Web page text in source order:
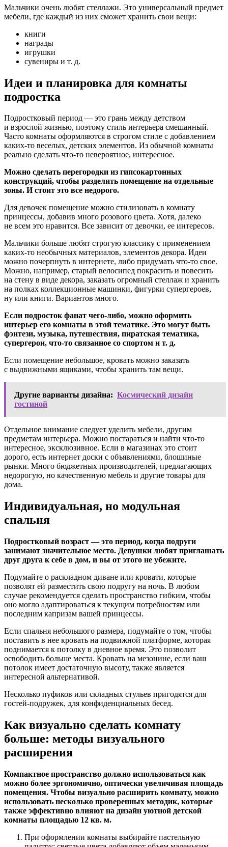
Мальчики очень любят стеллажи. Это универсальный предмет
мебели, где каждый из них сможет хранить свои вещи:
книги
награды
игрушки
сувениры и т. д.
Идеи и планировка для комнаты
подростка
Подростковый период — это грань между детством
и взрослой жизнью, поэтому стиль интерьера смешанный.
Часто комнаты оформляются в строгом стиле с добавлением
каких-то веселых, детских элементов. Из обычной комнаты
реально сделать что-то невероятное, интересное.
Можно сделать перегородки из гипсокартонных
конструкций, чтобы разделить помещение на отдельные
зоны. И стоит это все недорого.
Для девочек помещение можно стилизовать в комнату
принцессы, добавив много розового цвета. Хотя, далеко
не всем это нравится. Все зависит от девочки, ее интересов.
Мальчики больше любят строгую классику с применением
каких-то необычных материалов, элементов декора. Идеи
можно почерпнуть в интернете, либо придумать что-то свое.
Можно, например, старый велосипед покрасить и повесить
на стену в виде декора, заказать огромный стеллаж и хранить
на полках коллекционные машинки, фигурки супергероев,
ну или книги. Вариантов много.
Если подросток фанат чего-либо, можно оформить
интерьер его комнаты в этой тематике. Это могут быть
фэнтези, музыка, путешествия, пиратская тематика,
супергерои, что-то связанное со спортом и т. д.
Если помещение небольшое, кровать можно заказать
с выдвижными ящиками, чтобы хранить там вещи.
Другие варианты дизайна: Космический дизайн
гостиной
Отдельное внимание следует уделить мебели, другим
предметам интерьера. Можно постараться и найти что-то
интересное, эксклюзивное. Если в магазинах это стоит
дорого, есть интернет доски с объявлениями, блошиные
рынки. Много бюджетных производителей, предлагающих
недорогую, но качественную мебель и другие товары для
дома.
Индивидуальная, но модульная
спальня
Подростковый возраст — это период, когда подруги
занимают значительное место. Девушки любят приглашать
друг друга к себе в дом, и вы от этого не убежите.
Подумайте о раскладном диване или кровати, которые
позволят ей разместить свою подругу на ночь. В любом
случае рекомендуется сделать пространство гибким, чтобы
оно могло адаптироваться к текущим потребностям или
последним капризам вашей принцессы.
Если спальня небольшого размера, подумайте о том, чтобы
поставить в нее кровать на подвижной платформе, которая
поднимается к потолку в дневное время. Это позволит
освободить больше места. Кровать на мезонине, если ваш
потолок имеет достаточную высоту, также является
интересной альтернативой.
Несколько пуфиков или складных стульев пригодятся для
гостей-подружек, для конфиденциальных бесед.
Как визуально сделать комнату
больше: методы визуального
расширения
Компактное пространство должно использоваться как
можно более эргономично, оптически увеличивая площадь
помещения. Чтобы визуально расширить комнату, можно
использовать несколько проверенных методик, которые
также эффективно влияют на дизайн уютной детской
комнаты площадью 12 кв. м.
При оформлении комнаты выбирайте пастельную